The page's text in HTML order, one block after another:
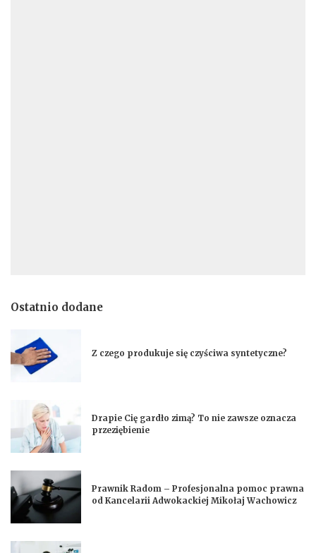
Ostatnio dodane
Z czego produkuje się czyściwa syntetyczne?
Drapie Cię gardło zimą? To nie zawsze oznacza
przeziębienie
Prawnik Radom – Profesjonalna pomoc prawna
od Kancelarii Adwokackiej Mikołaj Wachowicz